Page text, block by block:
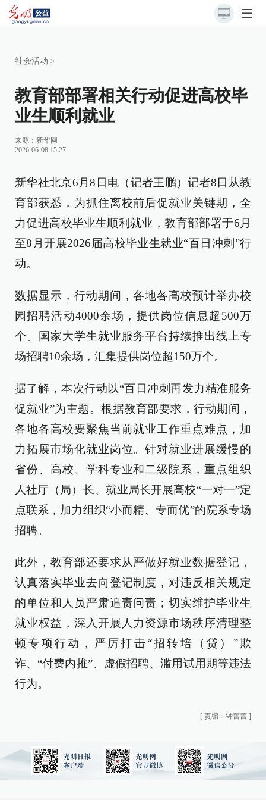
社会活动 >
教育部部署相关行动促进高校毕
业生顺利就业
来源： 新华网
2026-06-08 15:27
新华社北京6月8日电（记者王鹏）记者8日从教
育部获悉，为抓住离校前后促就业关键期，全
力促进高校毕业生顺利就业，教育部部署于6月
至8月开展2026届高校毕业生就业“百日冲刺”行
动。
数据显示，行动期间，各地各高校预计举办校
园招聘活动4000余场，提供岗位信息超500万
个。国家大学生就业服务平台持续推出线上专
场招聘10余场，汇集提供岗位超150万个。
据了解，本次行动以“百日冲刺再发力精准服务
促就业”为主题。根据教育部要求，行动期间，
各地各高校要聚焦当前就业工作重点难点，加
力拓展市场化就业岗位。针对就业进展缓慢的
省份、高校、学科专业和二级院系，重点组织
人社厅（局）长、就业局长开展高校“一对一”定
点联系，加力组织“小而精、专而优”的院系专场
招聘。
此外，教育部还要求从严做好就业数据登记，
认真落实毕业去向登记制度，对违反相关规定
的单位和人员严肃追责问责；切实维护毕业生
就业权益，深入开展人力资源市场秩序清理整
顿专项行动，严厉打击“招转培（贷）”欺
诈、“付费内推”、虚假招聘、滥用试用期等违法
行为。
[ 责编：钟蕾蕾 ]